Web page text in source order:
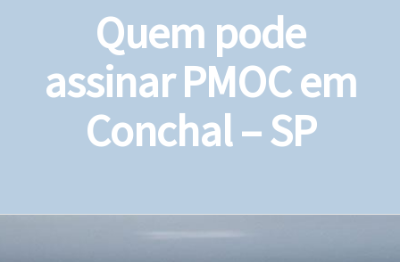
Quem pode
assinar PMOC em
Conchal – SP